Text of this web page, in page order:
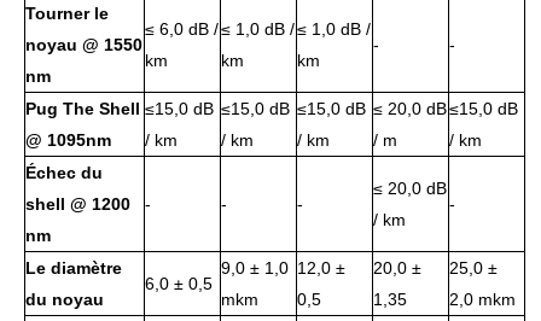
Tourner le
noyau @ 1550
nm
≤ 6,0 dB /
km
≤ 1,0 dB /
km
≤ 1,0 dB /
km
- -
Pug The Shell
@ 1095nm
≤15,0 dB
/ km
≤15,0 dB
/ km
≤15,0 dB
/ km
≤ 20,0 dB
/ m
≤15,0 dB
/ km
Échec du
shell @ 1200
nm
- - -
≤ 20,0 dB
/ km
-
Le diamètre
du noyau
6,0 ± 0,5
9,0 ± 1,0
mkm
12,0 ±
0,5
20,0 ±
1,35
25,0 ±
2,0 mkm